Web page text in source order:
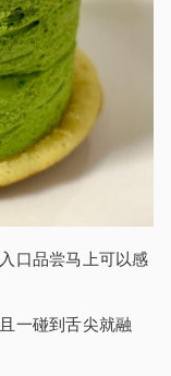
口品尝马上可以感
一碰到舌尖就融